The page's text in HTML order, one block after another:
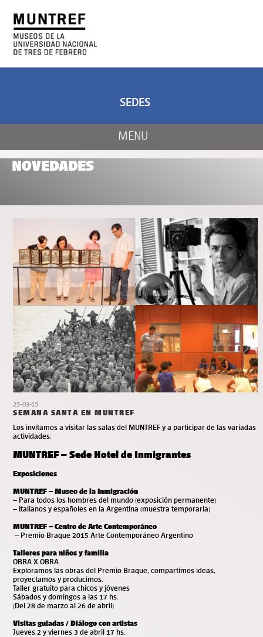
NOVEDADES
25-03-15
SEMANA SANTA EN MUNTREF
Los invitamos a visitar las salas del MUNTREF y a participar de las variadas
actividades:
MUNTREF – Sede Hotel de Inmigrantes
Exposiciones
MUNTREF – Museo de la Inmigración
– Para todos los hombres del mundo (exposición permanente)
– Italianos y españoles en la Argentina (muestra temporaria)
MUNTREF – Centro de Arte Contemporáneo
– Premio Braque 2015 Arte Contemporáneo Argentino
Talleres para niños y familia
OBRA X OBRA
Exploramos las obras del Premio Braque, compartimos ideas,
proyectamos y producimos.
Taller gratuito para chicos y jóvenes
Sábados y domingos a las 17 hs.
(Del 28 de marzo al 26 de abril)
Visitas guiadas / Diálogo con artistas
Jueves 2 y viernes 3 de abril 17 hs.
MENU
SEDES
CENTRO DE ARTE
Y NATURALEZA
ARTE Y CIENCIA